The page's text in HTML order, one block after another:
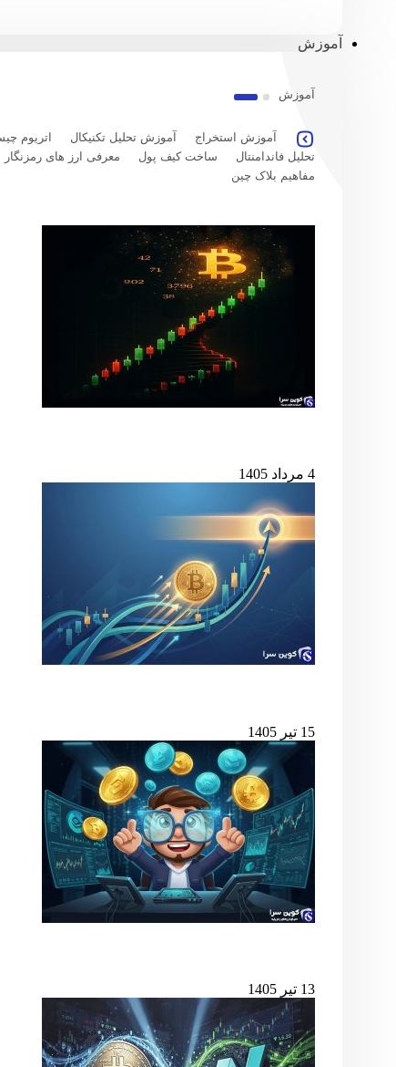
آموزش
آموزش
آموزش استخراج آموزش تحلیل تکنیکال اتریوم
تحلیل فاندامنتال
ساخت کیف پول معرفی ارز های رمزنگار
مفاهیم بلاک چین
4 مرداد 1405
15 تیر 1405
13 تیر 1405